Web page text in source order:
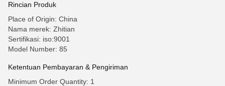
Rincian Produk
Place of Origin: China
Nama merek: Zhitian
Sertifikasi: iso:9001
Model Number: 85
Ketentuan Pembayaran & Pengiriman
Minimum Order Quantity: 1